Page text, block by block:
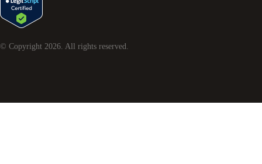
© Copyright 2026 . All rights reserved.